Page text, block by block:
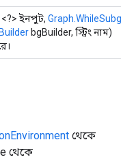
<?> ইনপুট,
bgBuilder, স্ট্রিং নাম)
থেকে
থেকে